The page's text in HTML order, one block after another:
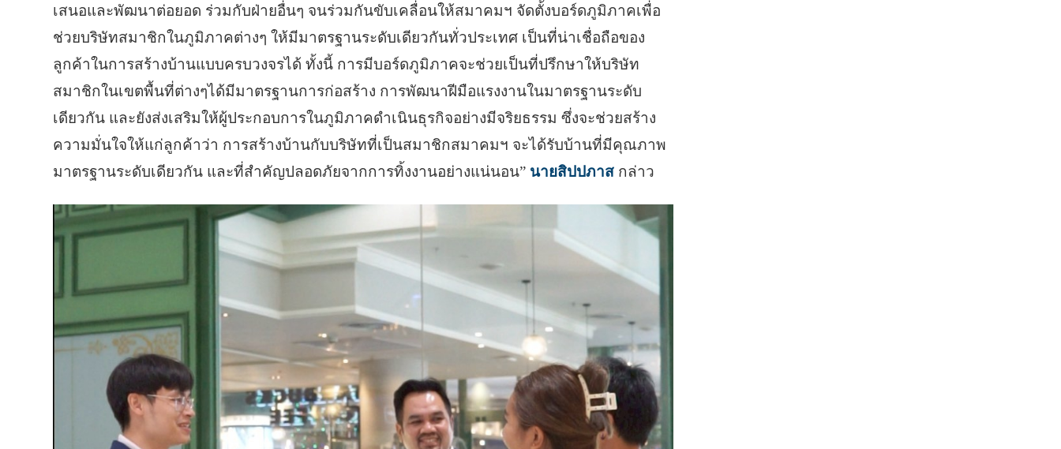
เสนอและพัฒนาต่อยอด ร่วมกับฝ่ายอื่นๆ จนร่วมกันขับเคลื่อนให้สมาคมฯ จัดตั้งบอร์ดภูมิภาคเพื่อ
ช่วยบริษัทสมาชิกในภูมิภาคต่างๆ ให้มีมาตรฐานระดับเดียวกันทั่วประเทศ เป็นที่น่าเชื่อถือของ
ลูกค้าในการสร้างบ้านแบบครบวงจรได้ ทั้งนี้ การมีบอร์ดภูมิภาคจะช่วยเป็นที่ปรึกษาให้บริษัท
สมาชิกในเขตพื้นที่ต่างๆได้มีมาตรฐานการก่อสร้าง การพัฒนาฝีมือแรงงานในมาตรฐานระดับ
เดียวกัน และยังส่งเสริมให้ผู้ประกอบการในภูมิภาคดำเนินธุรกิจอย่างมีจริยธรรม ซึ่งจะช่วยสร้าง
ความมั่นใจให้แก่ลูกค้าว่า การสร้างบ้านกับบริษัทที่เป็นสมาชิกสมาคมฯ จะได้รับบ้านที่มีคุณภาพ
มาตรฐานระดับเดียวกัน และที่สำคัญปลอดภัยจากการทิ้งงานอย่างแน่นอน” นายสิปปภาส กล่าว